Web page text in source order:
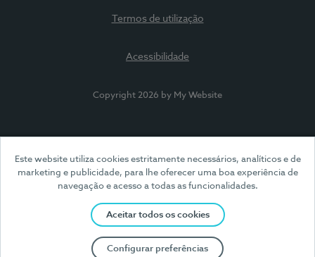
Este website utiliza cookies estritamente necessários, analíticos e de
marketing e publicidade, para lhe oferecer uma boa experiência de
navegação e acesso a todas as funcionalidades.
Aceitar todos os cookies
Configurar preferências
Termos de utilização
Acessibilidade
Copyright 2026 by My Website